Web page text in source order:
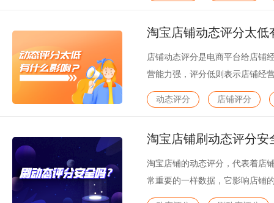
我们遇到买家恶意差评该如何处
淘宝店铺动态评分太低
店铺动态评分是电商平台给店铺
营能力强，评分低则表示店铺经
如何避免店铺评分过低呢？
动态评分
店铺评分
淘宝店铺刷动态评分安
淘宝店铺的动态评分，代表着店
常重要的一样数据，它影响店铺
家朋友想刷店铺的动态评分，快